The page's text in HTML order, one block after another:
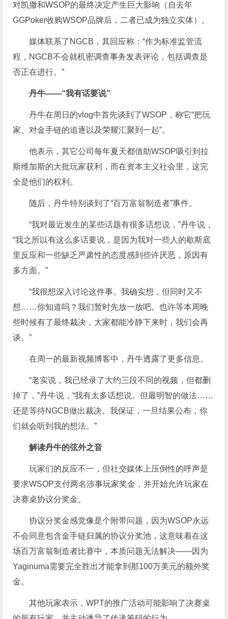
对凯撒和WSOP的最终决定产生巨大影响（自去年
GGPoker收购WSOP品牌后，二者已成为独立实体）。
媒体联系了NGCB，其回应称：“作为标准监管流
程，NGCB不会就机密调查事务发表评论，包括调查是
否正在进行。”
丹牛——“我有话要说”
丹牛在周日的vlog中首先谈到了WSOP，称它“把玩
家、对金手链的追逐以及荣耀汇聚到一起”。
他表示，其它公司每年夏天都借助WSOP吸引到拉
斯维加斯的大批玩家获利，而在资本主义社会里，这完
全是他们的权利。
随后，丹牛特别谈到了“百万富翁制造者”事件。
“我对最近发生的某些话题有很多话想说，”丹牛说，
“我之所以有这么多话要说，是因为我对一些人的歇斯底
里反应和一些缺乏严肃性的态度感到些许厌恶，原因有
多方面。”
“我很想深入讨论这件事。我确实想，但同时又不
想……你知道吗？我们暂时先放一放吧。也许等本周晚
些时候有了最终裁决，大家都能冷静下来时，我们会再
谈。”
在周一的最新视频博客中，丹牛透露了更多信息。
“老实说，我已经录了大约三段不同的视频，但都删
掉了，”丹牛说，“我有太多话想说。但最明智的做法……
还是等待NGCB做出裁决。我保证，一旦结果公布，你
们就会听到我的想法。”
解读丹牛的弦外之音
玩家们的反应不一，但社交媒体上压倒性的呼声是
要求WSOP支付两名涉事玩家奖金，并开始允许玩家在
决赛桌协议分奖金。
协议分奖金感觉像是个附带问题，因为WSOP永远
不会同意包含金手链归属的协议分奖池，这意味着在这
场百万富翁制造者比赛中，本质问题无法解决——因为
Yaginuma需要完全胜出才能拿到那100万美元的额外奖
金。
其他玩家表示，WPT的推广活动可能影响了决赛桌